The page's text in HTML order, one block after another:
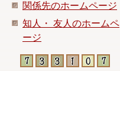
関係先のホームページ
知人・ 友人のホームペ
ージ